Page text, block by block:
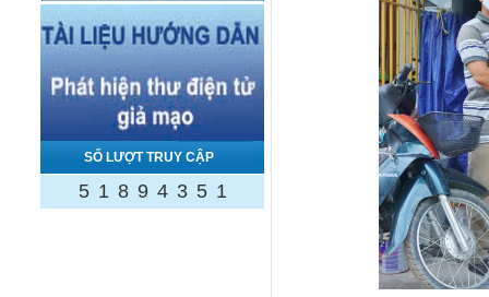
SỐ LƯỢT TRUY CẬP
5 1 8 9 4 3 5 1